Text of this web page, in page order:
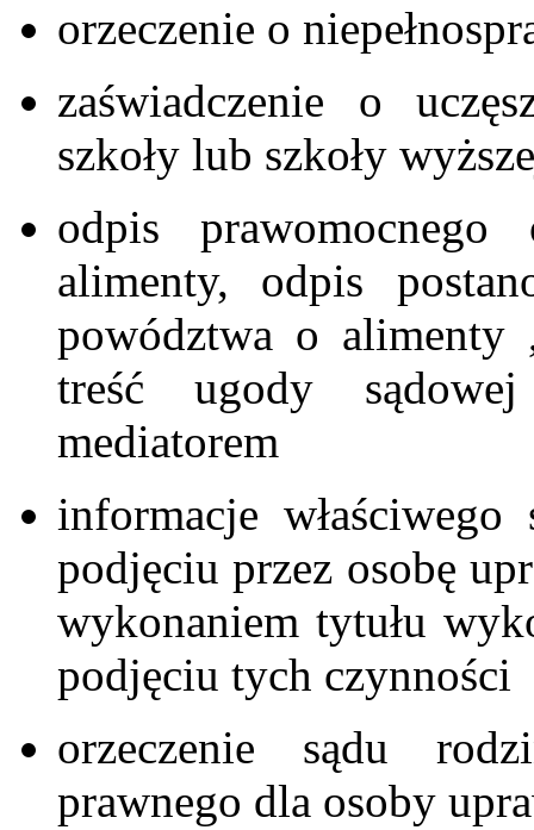
orzeczenie o
zaświadczenie o
szkoły lub szkoły
odpis prawomocnego
alimenty, odpis
powództwa o alimenty
treść ugody
mediatorem
informacje
podjęciu przez osobę
wykonaniem tytułu
podjęciu tych czynności
orzeczenie sądu
prawnego dla osoby